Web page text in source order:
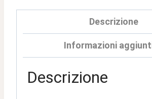
Descrizione
Informazioni
Descrizione